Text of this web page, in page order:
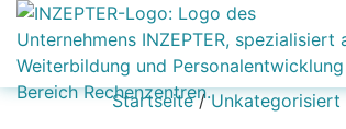
Startseite/Unkategorisiert